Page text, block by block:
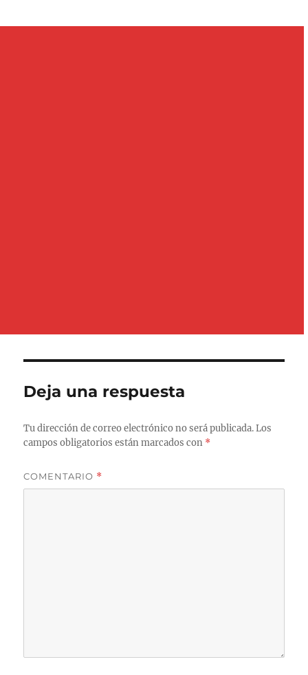
Deja una respuesta
Tu dirección de correo electrónico no será publicada. Los
campos obligatorios están marcados con *
COMENTARIO *